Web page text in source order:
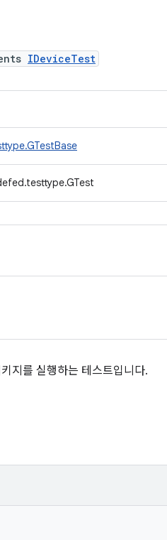
IDeviceTest
지를 실행하는 테스트입니다.